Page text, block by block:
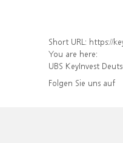
Short URL: https://keyinvest-
You are here:
UBS KeyInvest
Folgen Sie uns auf